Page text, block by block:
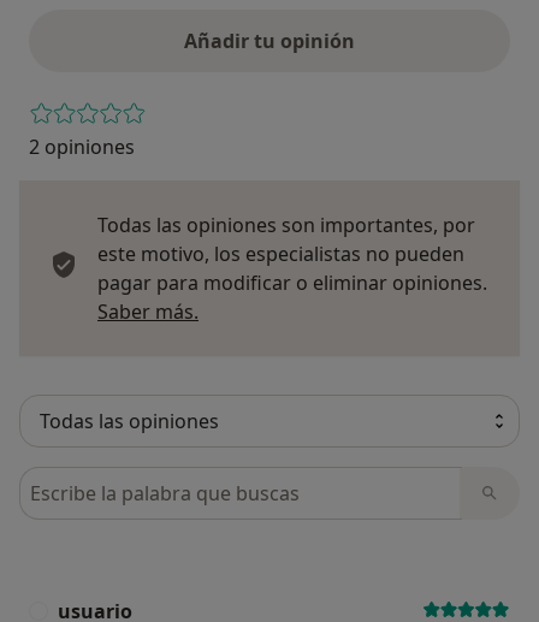
Añadir tu opinión
2 opiniones
Todas las opiniones son importantes, por
este motivo, los especialistas no pueden
pagar para modificar o eliminar opiniones.
Saber más.
Busca en opiniones
usuario